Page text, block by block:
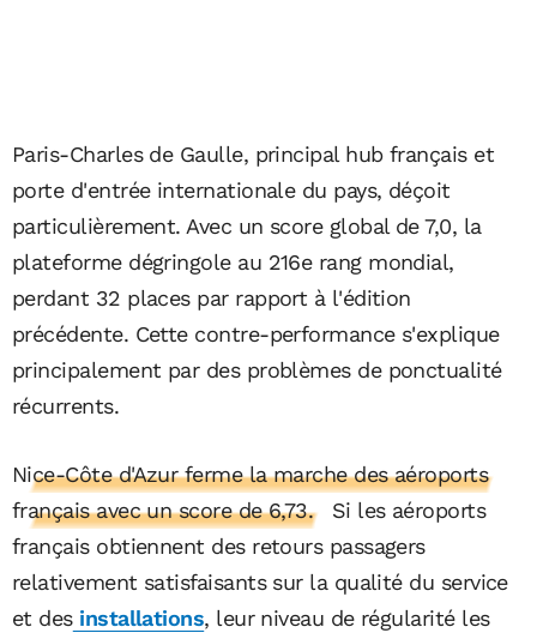
Paris-Charles de Gaulle, principal hub français et
porte d'entrée internationale du pays, déçoit
particulièrement. Avec un score global de 7,0, la
plateforme dégringole au 216e rang mondial,
perdant 32 places par rapport à l'édition
précédente. Cette contre-performance s'explique
principalement par des problèmes de ponctualité
récurrents.
Nice-Côte d'Azur ferme la marche des aéroports
français avec un score de 6,73.
Si les aéroports
français obtiennent des retours passagers
relativement satisfaisants sur la qualité du service
et desinstallations, leur niveau de régularité les